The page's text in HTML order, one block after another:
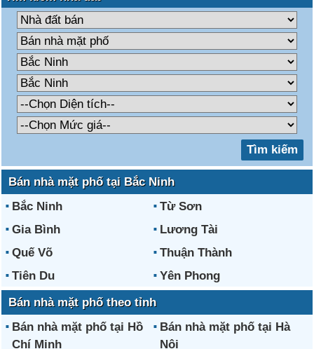
Bán nhà mặt phố tại Bắc Ninh
Bắc Ninh
Từ Sơn
Gia Bình
Lương Tài
Quế Võ
Thuận Thành
Tiên Du
Yên Phong
Bán nhà mặt phố theo tỉnh
Bán nhà mặt phố tại Hồ
Chí Minh
Bán nhà mặt phố tại Hà
Nội